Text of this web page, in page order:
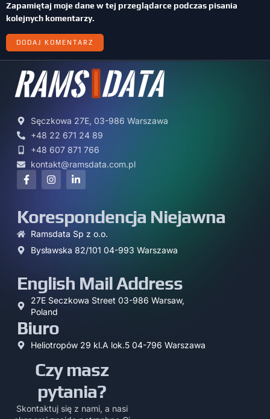
Zapamiętaj moje dane w tej przeglądarce podczas pisania
kolejnych komentarzy.
Sęczkowa 27E, 03-986 Warszawa
+48 22 671 24 89
+48 607 871 766
kontakt@ramsdata.com.pl
Korespondencja Niejawna
Ramsdata Sp z o.o.
Bysławska 82/101 04-993 Warszawa
English Mail Address
27E Seczkowa Street 03-986 Warsaw,
Poland
Biuro
Heliotropów 29 kl.A lok.5 04-796 Warszawa
Czy masz
pytania?
Skontaktuj się z nami, a nasi